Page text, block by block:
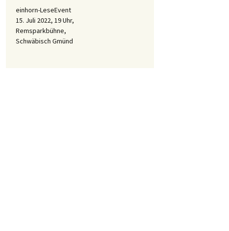
einhorn-LeseEvent
15. Juli 2022, 19 Uhr,
Remsparkbühne,
Schwäbisch Gmünd